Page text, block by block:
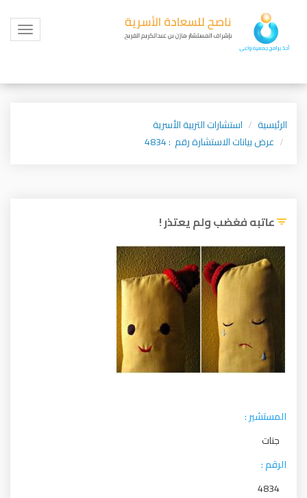
Toggle
الرئيسية
استشارات التربية الأسرية
عرض بيانات الاستشارة رقم : 4834
عاتبه فغضب ولم يعتذر !
المستشير :
جنات
الرقم :
4834